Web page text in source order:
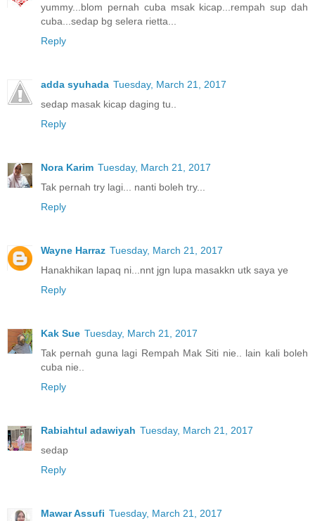
yummy...blom pernah cuba msak kicap...rempah sup dah
cuba...sedap bg selera rietta...
Reply
adda syuhada Tuesday, March 21, 2017
sedap masak kicap daging tu..
Reply
Nora Karim Tuesday, March 21, 2017
Tak pernah try lagi... nanti boleh try...
Reply
Wayne Harraz Tuesday, March 21, 2017
Hanakhikan lapaq ni...nnt jgn lupa masakkn utk saya ye
Reply
Kak Sue Tuesday, March 21, 2017
Tak pernah guna lagi Rempah Mak Siti nie.. lain kali boleh
cuba nie..
Reply
Rabiahtul adawiyah Tuesday, March 21, 2017
sedap
Reply
Mawar Assufi Tuesday, March 21, 2017